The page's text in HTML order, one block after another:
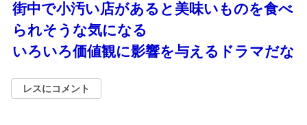
街中で小汚い店があると美味いものを食べ
られそうな気になる
いろいろ価値観に影響を与えるドラマだな
レスにコメント